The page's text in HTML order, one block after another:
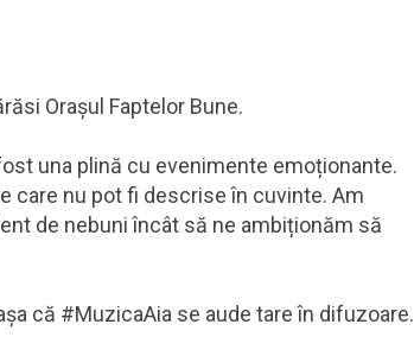
Orașul Faptelor Bune.
una plină cu evenimente emoționante.
care nu pot fi descrise în cuvinte. Am
de nebuni încât să ne ambiționăm să
că #MuzicaAia se aude tare în difuzoare.